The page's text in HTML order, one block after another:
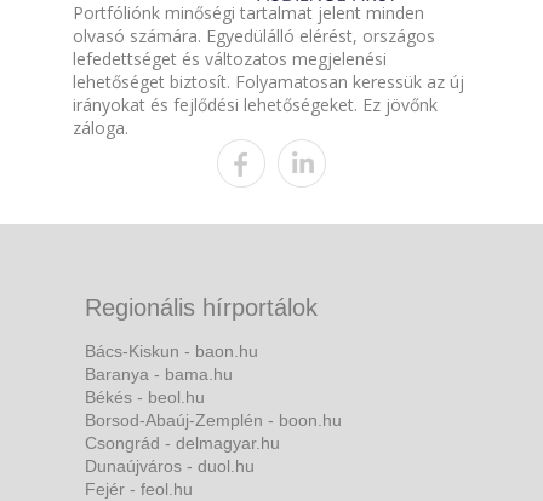
Portfóliónk minőségi tartalmat jelent minden
olvasó számára. Egyedülálló elérést, országos
lefedettséget és változatos megjelenési
lehetőséget biztosít. Folyamatosan keressük az új
irányokat és fejlődési lehetőségeket. Ez jövőnk
záloga.
Regionális hírportálok
Bács-Kiskun - baon.hu
Baranya - bama.hu
Békés - beol.hu
Borsod-Abaúj-Zemplén - boon.hu
Csongrád - delmagyar.hu
Dunaújváros - duol.hu
Fejér - feol.hu